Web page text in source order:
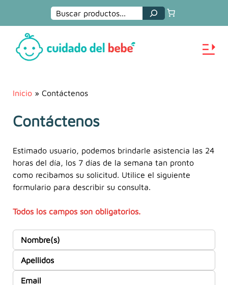
Buscar
Inicio » Contáctenos
Contáctenos
Estimado usuario, podemos brindarle asistencia las 24
horas del día, los 7 días de la semana tan pronto
como recibamos su solicitud. Utilice el siguiente
formulario para describir su consulta.
Todos los campos son obligatorios.